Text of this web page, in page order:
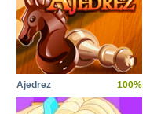
Ajedrez 100%